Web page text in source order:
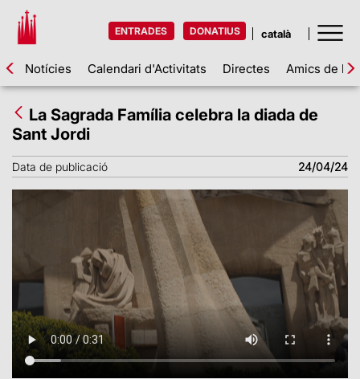
ENTRADES DONATIUS
Notícies Calendari d'Activitats Directes Amics de la
La Sagrada Família celebra la diada de
Sant Jordi
Data de publicació 24/04/24